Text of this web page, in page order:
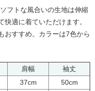
フトな風合いの生地は伸縮
適に着ていただけます。
おすすめ。カラーは7色から
肩幅
袖丈
37cm
50cm